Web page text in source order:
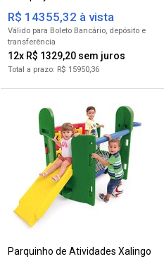
R$ 15950,36
12x R$ 1329,20
R$ 14355,32 à vista
para Boleto Bancário
Parquinho de Atividades Xalingo